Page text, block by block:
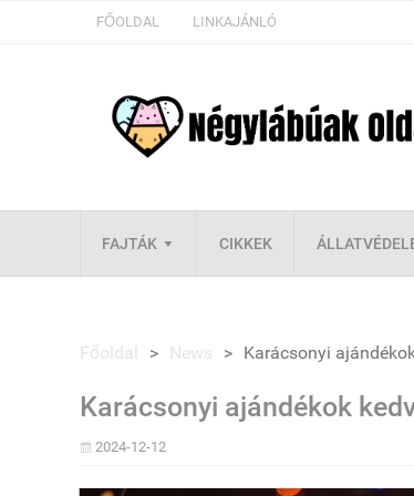
FŐOLDAL LINKAJÁNLÓ
FAJTÁK CIKKEK
Főoldal > News > Karácsonyi
Karácsonyi ajándékok
2024-12-12